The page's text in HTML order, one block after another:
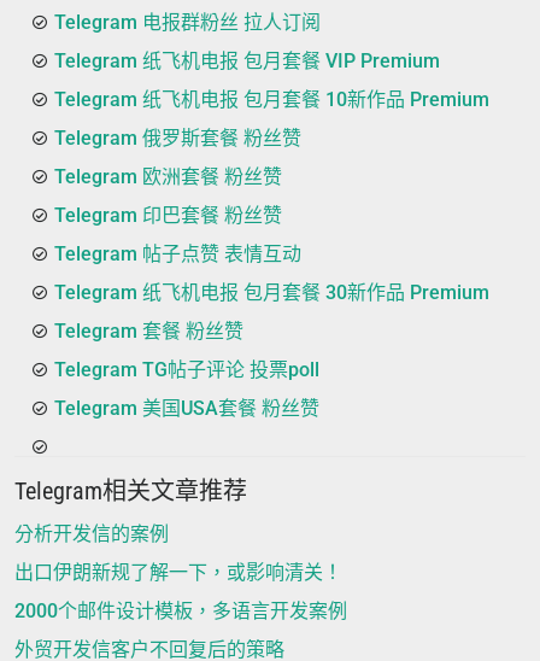
Telegram 电报群粉丝 拉人订阅
Telegram 纸飞机电报 包月套餐 VIP Premium
Telegram 纸飞机电报 包月套餐 10新作品 Premium
Telegram 俄罗斯套餐 粉丝赞
Telegram 欧洲套餐 粉丝赞
Telegram 印巴套餐 粉丝赞
Telegram 帖子点赞 表情互动
Telegram 纸飞机电报 包月套餐 30新作品 Premium
Telegram 套餐 粉丝赞
Telegram TG帖子评论 投票poll
Telegram 美国USA套餐 粉丝赞
Telegram相关文章推荐
分析开发信的案例
出口伊朗新规了解一下，或影响清关！
2000个邮件设计模板，多语言开发案例
外贸开发信客户不回复后的策略